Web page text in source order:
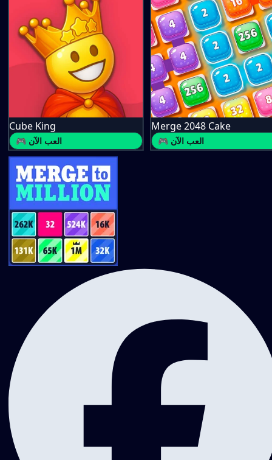
Cube King
🎮 العب الآن
Merge 2048 Cake
🎮 العب الآن